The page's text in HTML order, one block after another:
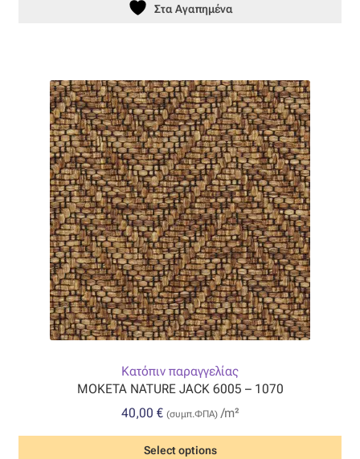
Στα Αγαπημένα
Κατόπιν παραγγελίας
MOKETA NATURE JACK 6005 – 1070
40,00 € (συμπ.ΦΠΑ)/m²
Select options